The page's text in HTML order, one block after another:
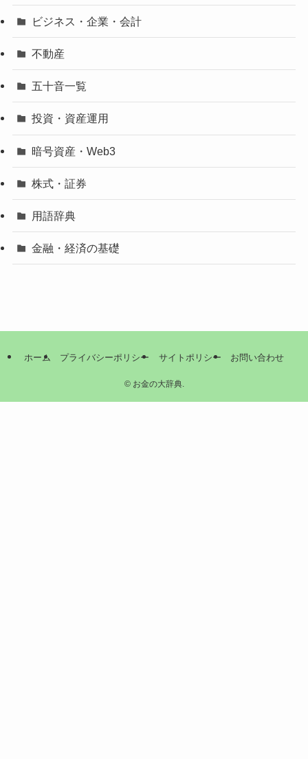
ビジネス・企業・会計
不動産
五十音一覧
投資・資産運用
暗号資産・Web3
株式・証券
用語辞典
金融・経済の基礎
ホーム プライバシーポリシー サイトポリシー お問い合わせ
©お金の大辞典.